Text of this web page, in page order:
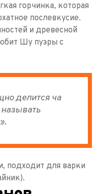
горчинка, которая
послевкусие.
и древесной
Шу пуэры с
делится ча
подходит для варки